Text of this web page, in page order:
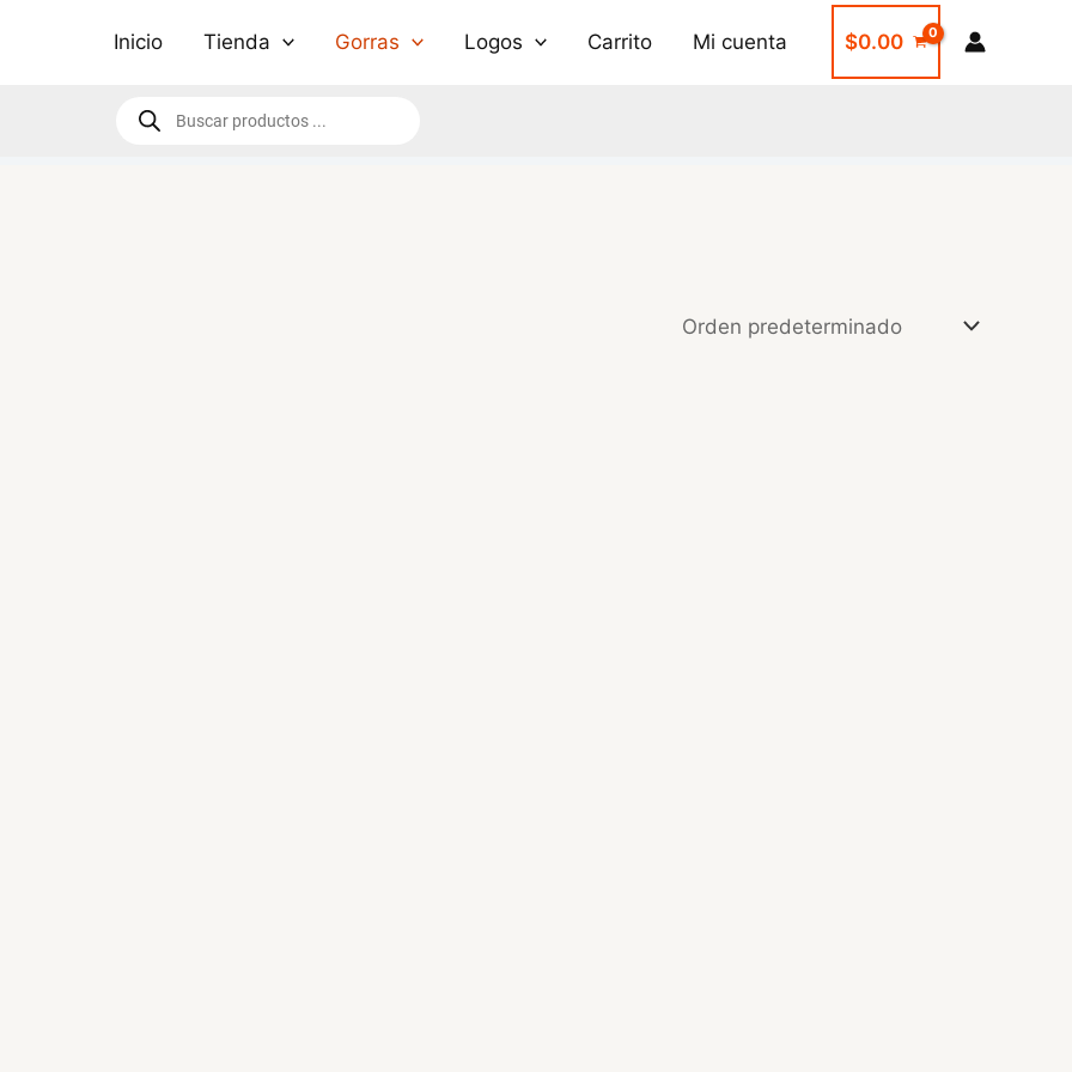
Inicio Tienda Gorras Logos Carrito Mi cuenta $0.00
Búsqueda
de